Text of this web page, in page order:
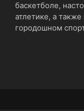
баскетболе,
атлетике, а
городошном